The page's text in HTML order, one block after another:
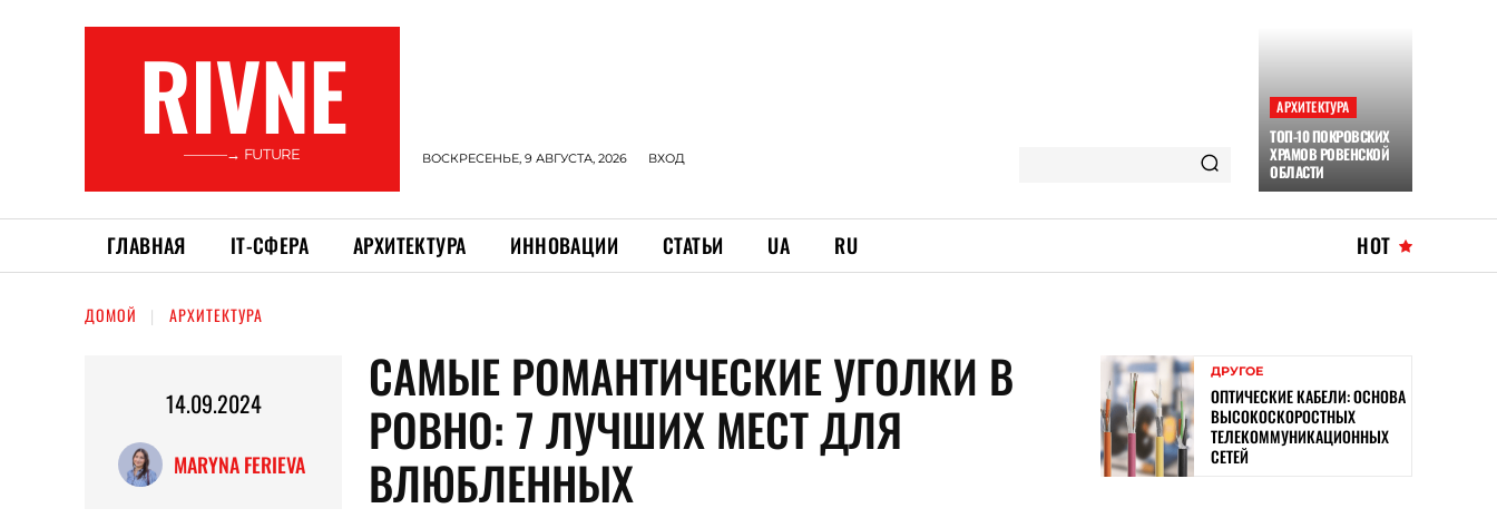
RIVNE
———→ FUTURE ВОСКРЕСЕНЬЕ, 9 АВГУСТА, 2026 ВХОД
АРХИТЕКТУРА
ТОП-10 ПОКРОВСКИХ
ХРАМОВ РОВЕНСКОЙ
ОБЛАСТИ
ГЛАВНАЯ ІТ-СФЕРА АРХИТЕКТУРА ИННОВАЦИИ СТАТЬИ UA RU HOT
ДОМОЙ АРХИТЕКТУРА
14.09.2024
MARYNA FERIEVA
САМЫЕ РОМАНТИЧЕСКИЕ УГОЛКИ В
РОВНО: 7 ЛУЧШИХ МЕСТ ДЛЯ
ВЛЮБЛЕННЫХ
ДРУГОЕ
ОПТИЧЕСКИЕ КАБЕЛИ: ОСНОВА
ВЫСОКОСКОРОСТНЫХ
ТЕЛЕКОММУНИКАЦИОННЫХ
СЕТЕЙ